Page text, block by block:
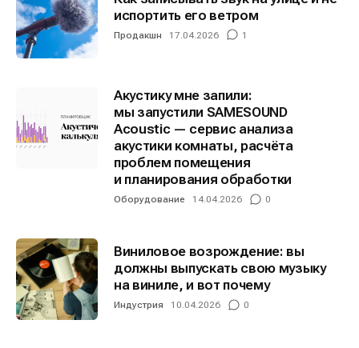
О проекте Реклама
Редакционная политика (в разработке)
Предложение новостей Помощь проекту
О проекте Реклама
Редакционная политика (в разработке)
Предложение новостей Помощь проекту
испортить его ветром
Продакшн 17.04.2026 1
Акустику мне запили:
мы запустили SAMESOUND
Acoustic — сервис анализа
акустики комнаты, расчёта
проблем помещения
и планирования обработки
Оборудование 14.04.2026 0
Виниловое возрождение: вы
должны выпускать свою музыку
на виниле, и вот почему
Индустрия 10.04.2026 0